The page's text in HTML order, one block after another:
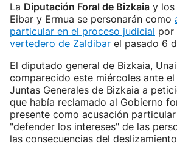
La Diputación Foral de Bizkaia y los
Eibar y Ermua se personarán como
particular en el proceso judicial por
vertedero de Zaldibar el pasado 6
El diputado general de Bizkaia,
comparecido este miércoles ante
Juntas Generales de Bizkaia a
que había reclamado al Gobierno
presente como acusación
"defender los intereses" de las
las consecuencias del